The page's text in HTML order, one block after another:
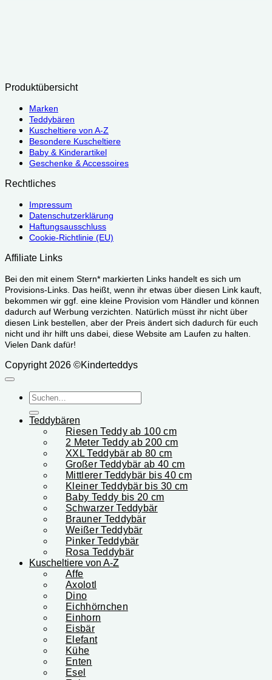
Produktübersicht
Marken
Teddybären
Kuscheltiere von A-Z
Besondere Kuscheltiere
Baby & Kinderartikel
Geschenke & Accessoires
Rechtliches
Impressum
Datenschutzerklärung
Haftungsausschluss
Cookie-Richtlinie (EU)
Affiliate Links
Bei den mit einem Stern* markierten Links handelt es sich um
Provisions-Links. Das heißt, wenn ihr etwas über diesen Link kauft,
bekommen wir ggf. eine kleine Provision vom Händler und können
dadurch auf Werbung verzichten. Natürlich müsst ihr nicht über
diesen Link bestellen, aber der Preis ändert sich dadurch für euch
nicht und ihr hilft uns dabei, diese Website am Laufen zu halten.
Vielen Dank dafür!
Copyright 2026 ©Kinderteddys
Suchen
nach:
Teddybären
Riesen Teddy ab 100 cm
2 Meter Teddy ab 200 cm
XXL Teddybär ab 80 cm
Großer Teddybär ab 40 cm
Mittlerer Teddybär bis 40 cm
Kleiner Teddybär bis 30 cm
Baby Teddy bis 20 cm
Schwarzer Teddybär
Brauner Teddybär
Weißer Teddybär
Pinker Teddybär
Rosa Teddybär
Kuscheltiere von A-Z
Affe
Axolotl
Dino
Eichhörnchen
Einhorn
Eisbär
Elefant
Kühe
Enten
Esel